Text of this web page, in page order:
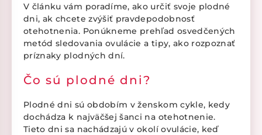
V článku vám poradíme, ako určiť svoje plodné
dni, ak chcete zvýšiť pravdepodobnosť
otehotnenia. Ponúkneme prehľad osvedčených
metód sledovania ovulácie a tipy, ako rozpoznať
príznaky plodných dní.
Čo sú plodné dni?
Plodné dni sú obdobím v ženskom cykle, kedy
dochádza k najväčšej šanci na otehotnenie.
Tieto dni sa nachádzajú v okolí ovulácie, keď